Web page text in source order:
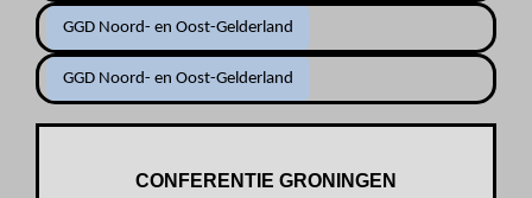
GGD Noord- en Oost-Gelderland
GGD Noord- en Oost-Gelderland
CONFERENTIE GRONINGEN